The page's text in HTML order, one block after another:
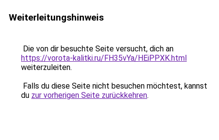
Weiterleitungshinweis
Die von dir besuchte Seite versucht, dich an
https://vorota-kalitki.ru/FH35vYa/HEiPPXK.html
weiterzuleiten.
Falls du diese Seite nicht besuchen möchtest, kannst
du zur vorherigen Seite zurückkehren.